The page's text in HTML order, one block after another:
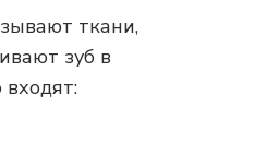
ткани,
зуб в